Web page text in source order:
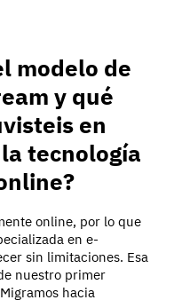
modelo de
y qué
en
tecnología
online, por lo que
en e-
sin limitaciones. Esa
nuestro primer
hacia